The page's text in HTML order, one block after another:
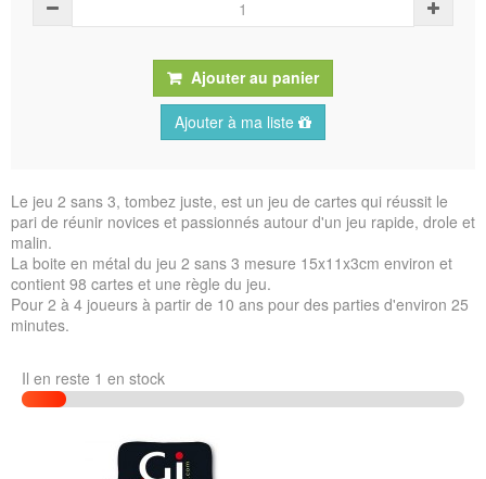
Ajouter au panier
Ajouter à ma liste
Le jeu 2 sans 3, tombez juste, est un jeu de cartes qui réussit le
pari de réunir novices et passionnés autour d'un jeu rapide, drole et
malin.
La boite en métal du jeu 2 sans 3 mesure 15x11x3cm environ et
contient 98 cartes et une règle du jeu.
Pour 2 à 4 joueurs à partir de 10 ans pour des parties d'environ 25
minutes.
Il en reste 1 en stock